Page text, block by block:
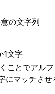
の文字列
1文字
ことでアルフ
にマッチさせ